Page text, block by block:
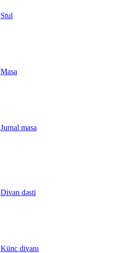
Stul
Masa
Jurnal masa
Divan dəsti
Künc divanı